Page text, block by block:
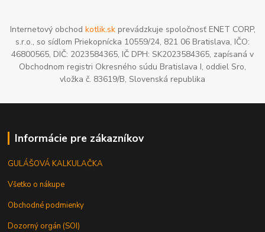
Internetový obchod kotlik.skprevádzkuje spoločnosť ENET CORP,
s.r.o., so sídlom Priekopnícka 10559/24, 821 06 Bratislava, IČO:
46800565, DIČ: 2023584365, IČ DPH: SK2023584365, zapísaná v
Obchodnom registri Okresného súdu Bratislava I, oddiel Sro,
vložka č. 83619/B, Slovenská republika
Informácie pre zákazníkov
GULÁŠOVÁ KALKULAČKA
Všetko o nákupe
Obchodné podmienky
Dozorný orgán (SOI)